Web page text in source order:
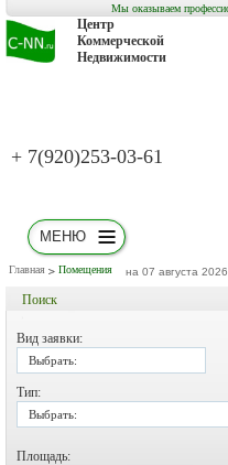
Мы оказываем
Центр
Коммерческой
Недвижимости
+ 7(920)253-03-61
МЕНЮ
Главная Помещения на 07 августа
Поиск
Вид заявки:
Выбрать:
Тип:
Выбрать:
Площадь: